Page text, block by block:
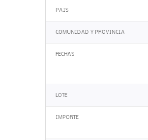
PAIS
COMUNIDAD Y PROVINCIA
FECHAS
LOTE
IMPORTE